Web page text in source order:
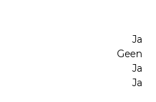
Ja
Geen
Ja
Ja